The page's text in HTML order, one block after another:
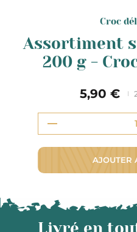
Croc
Assortiment
200 g -
5,90 €
AJOUTER
Livré en